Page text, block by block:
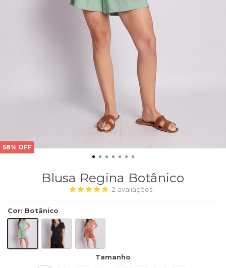
58% OFF
Blusa Regina Botânico
2 avaliações
Cor: Botânico
Tamanho